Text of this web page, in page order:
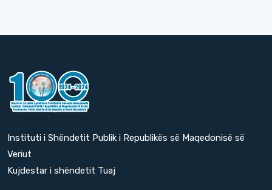
Instituti i Shëndetit Publik i Republikës së Maqedonisë së
Veriut
Kujdestar i shëndetit Tuaj